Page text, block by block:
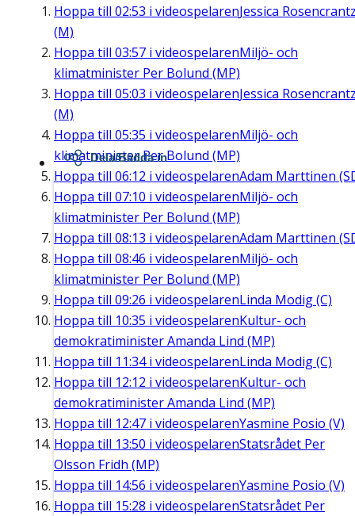
Hoppa till 02:53 i videospelarenJessica
(M)
Hoppa till 03:57 i videospelarenMiljö- och
klimatminister Per Bolund (MP)
Hoppa till 05:03 i videospelarenJessica
(M)
Hoppa till 05:35 i videospelarenMiljö- och
klimatminister Per Bolund (MP)
Hoppa till 06:12 i videospelarenAdam Marttinen
Hoppa till 07:10 i videospelarenMiljö- och
klimatminister Per Bolund (MP)
Hoppa till 08:13 i videospelarenAdam Marttinen
Hoppa till 08:46 i videospelarenMiljö- och
klimatminister Per Bolund (MP)
Hoppa till 09:26 i videospelarenLinda Modig (C)
Hoppa till 10:35 i videospelarenKultur- och
demokratiminister Amanda Lind (MP)
Hoppa till 11:34i videospelarenLinda Modig (C)
Hoppa till 12:12 i videospelarenKultur- och
demokratiminister Amanda Lind (MP)
Hoppa till 12:47 i videospelarenYasmine Posio (V)
Hoppa till 13:50 i videospelarenStatsrådet Per
Olsson Fridh (MP)
Hoppa till 14:56 i videospelarenYasmine Posio (V)
Hoppa till 15:28 i videospelarenStatsrådet Per
Dela/Bädda in